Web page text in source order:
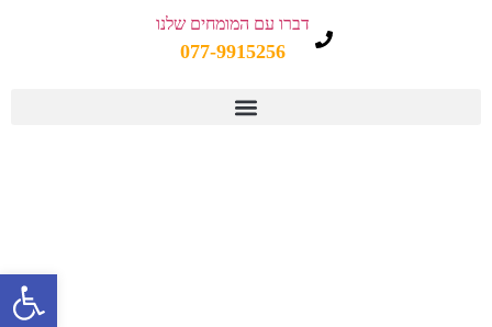
דברו עם המומחים שלנו
077-9915256